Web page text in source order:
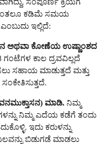
ಕಡಿಮೆ ಸಮಯ
ಇಲ್ಲಿದೆ:
ಅಥವಾ ಕೋಣೆಯ ಉಷ್ಣಾಂಶದ
ಗಂಟೆಗಳ ಕಾಲ ದ್ರವವಿಲ್ಲದೆ
ಸಹಾಯ ಮಾಡುತ್ತದೆ ಮತ್ತು
ಮಾಡಿ. ನಿಮ್ಮ
ನಿಮ್ಮ ಎದೆಯ ಕಡೆಗೆ ತಂದು
ಇದು ಕರುಳನ್ನು
ಬಿಡುಗಡೆ ಮಾಡಲು